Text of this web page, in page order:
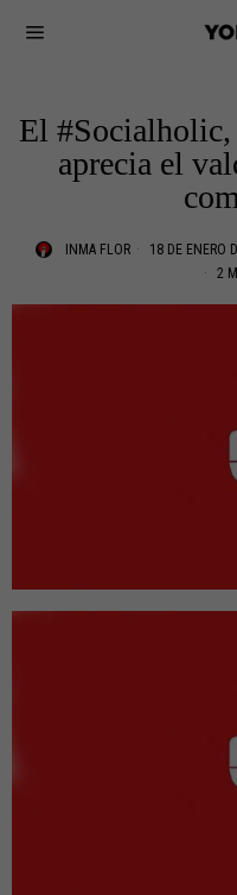
El
aprecia el
INMA FLOR 18 DE ENERO
2